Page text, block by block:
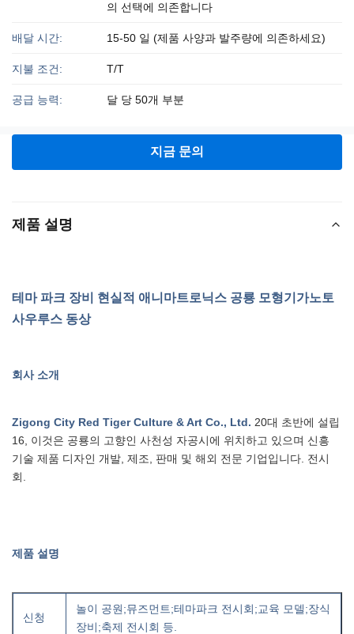
의 선택에 의존합니다
배달 시간: 15-50 일 (제품 사양과 발주량에 의존하세요)
지불 조건: T/T
공급 능력: 달 당 50개 부분
지금 문의
제품 설명
테마 파크 장비 현실적 애니마트로닉스 공룡 모형기가노토
사우루스 동상
회사 소개
Zigong City Red Tiger Culture & Art Co., Ltd. 20대 초반에 설립
16 , 이것은 공룡의 고향인 사천성 자공시에 위치하고 있으며 신흥
기술 제품 디자인 개발, 제조, 판매 및 해외 전문 기업입니다. 전시
회.
제품 설명
신청
놀이 공원;뮤즈먼트;테마파크 전시회;교육 모델;장식
장비;축제 전시회 등.